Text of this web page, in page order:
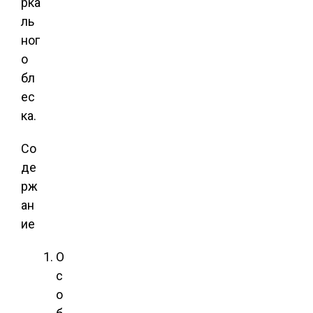
ль
ног
о
бл
ес
ка.
Со
де
рж
ан
ие
О
с
о